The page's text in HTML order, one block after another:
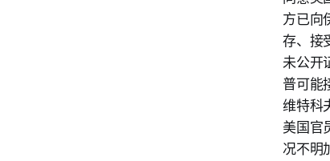
方已向
存、接
未公开
普可能
维特科
美国官
况不明